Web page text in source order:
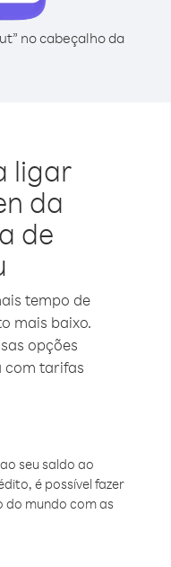
no cabeçalho da
ligar
da
de
tempo de
mais baixo.
opções
com tarifas
seu saldo ao
é possível fazer
do mundo com as